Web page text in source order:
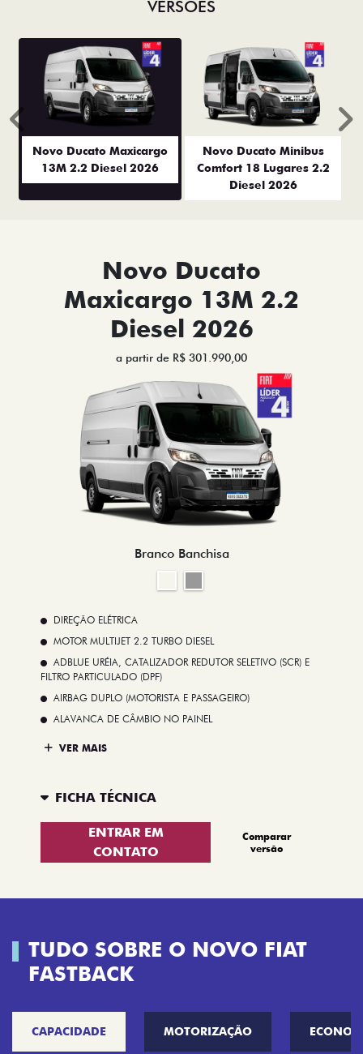
VERSÕES
Novo Ducato Maxicargo
13M 2.2 Diesel 2026
Novo Ducato Minibus
Comfort 18 Lugares 2.2
Diesel 2026
Anterior
Novo Ducato
Maxicargo 13M 2.2
Diesel 2026
a partir de R$ 301.990,00
Branco Banchisa
DIREÇÃO ELÉTRICA
MOTOR MULTIJET 2.2 TURBO DIESEL
ADBLUE URÉIA, CATALIZADOR REDUTOR SELETIVO (SCR) E
FILTRO PARTICULADO (DPF)
AIRBAG DUPLO (MOTORISTA E PASSAGEIRO)
ALAVANCA DE CÂMBIO NO PAINEL
VER MAIS
FICHA TÉCNICA
ENTRAR EM
CONTATO
Comparar
versão
TUDO SOBRE O NOVO FIAT
FASTBACK
CAPACIDADE MOTORIZAÇÃO